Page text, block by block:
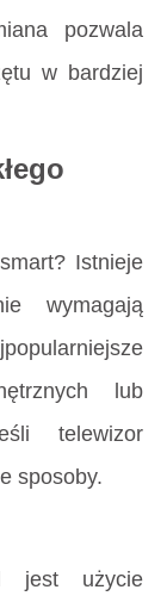
pozwala
w bardziej
Istnieje
wymagają
lub
telewizor
sposoby.
jest użycie